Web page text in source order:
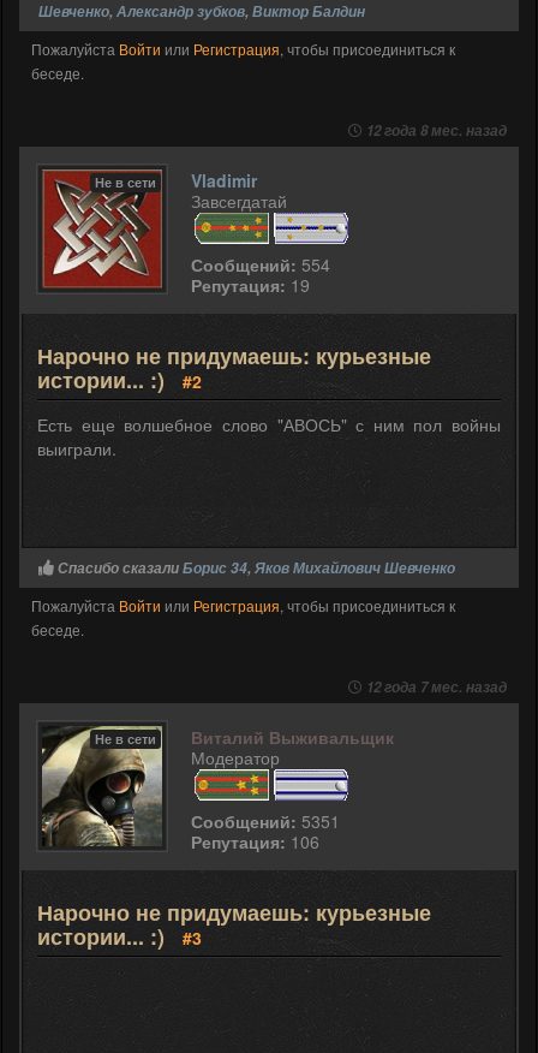
Шевченко, Александр зубков, Виктор Балдин
Пожалуйста Войти или Регистрация, чтобы присоединиться к
беседе.
12 года 8 мес. назад
Не в сети
Vladimir
Завсегдатай
Сообщений: 554
Репутация: 19
Нарочно не придумаешь: курьезные
истории... :)
#2
Есть еще волшебное слово "АВОСЬ" с ним пол войны
выиграли.
Спасибо сказалиБорис 34, Яков Михайлович Шевченко
Пожалуйста Войти или Регистрация, чтобы присоединиться к
беседе.
12 года 7 мес. назад
Не в сети
Виталий Выживальщик
Модератор
Сообщений: 5351
Репутация: 106
Нарочно не придумаешь: курьезные
истории... :) #3